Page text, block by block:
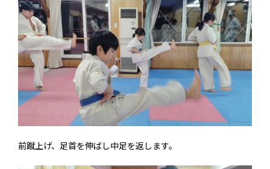
前蹴上げ、足首を伸ばし中足を返します。